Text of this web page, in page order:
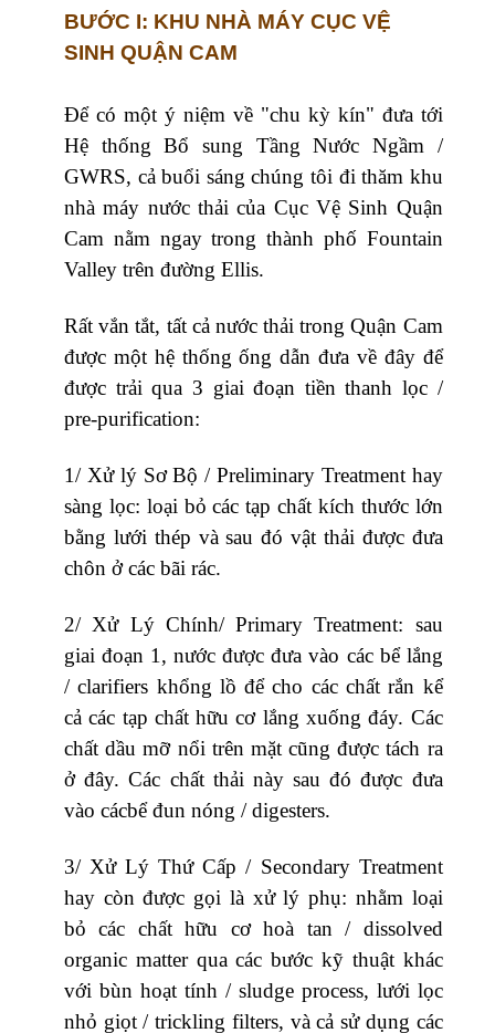
BƯỚC I: KHU NHÀ MÁY CỤC VỆ
SINH QUẬN CAM
Để có một ý niệm về "chu kỳ kín" đưa tới
Hệ thống Bổ sung Tầng Nước Ngầm /
GWRS, cả buổi sáng chúng tôi đi thăm khu
nhà máy nước thải của Cục Vệ Sinh Quận
Cam nằm ngay trong thành phố Fountain
Valley trên đường Ellis.
Rất vắn tắt, tất cả nước thải trong Quận Cam
được một hệ thống ống dẫn đưa về đây để
được trải qua 3 giai đoạn tiền thanh lọc /
pre-purification:
1/ Xử lý Sơ Bộ / Preliminary Treatment hay
sàng lọc: loại bỏ các tạp chất kích thước lớn
bằng lưới thép và sau đó vật thải được đưa
chôn ở các bãi rác.
2/ Xử Lý Chính/ Primary Treatment: sau
giai đoạn 1, nước được đưa vào các bể lắng
/ clarifiers khổng lồ để cho các chất rắn kể
cả các tạp chất hữu cơ lắng xuống đáy. Các
chất dầu mỡ nổi trên mặt cũng được tách ra
ở đây. Các chất thải này sau đó được đưa
vào cácbể đun nóng / digesters.
3/ Xử Lý Thứ Cấp / Secondary Treatment
hay còn được gọi là xử lý phụ: nhằm loại
bỏ các chất hữu cơ hoà tan / dissolved
organic matter qua các bước kỹ thuật khác
với bùn hoạt tính / sludge process, lưới lọc
nhỏ giọt / trickling filters, và cả sử dụng các